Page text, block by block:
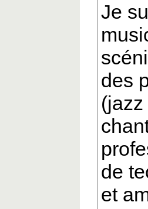
Je
des
de
et